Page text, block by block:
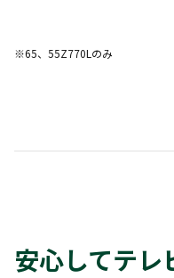
※65、55Z770Lのみ
安心してテレ